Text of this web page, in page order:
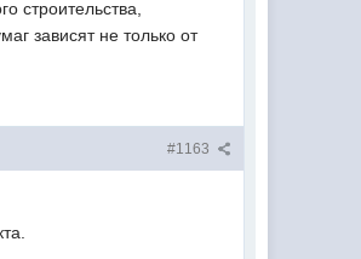
строительства,
зависят не только от
#1163